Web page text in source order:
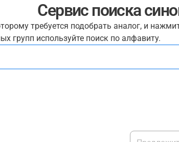
Сервис поиска
требуется подобрать аналог, и
групп используйте поиск по алфавиту.